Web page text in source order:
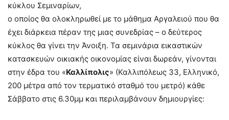
κύκλου Σεμιναρίων,
ο οποίος θα ολοκληρωθεί με το μάθημα Αργαλειού που θα
έχει διάρκεια πέραν της μιας συνεδρίας – ο δεύτερος
κύκλος θα γίνει την Άνοιξη. Τα σεμινάρια εικαστικών
κατασκευών οικιακής οικονομίας είναι δωρεάν, γίνονται
στην έδρα του «Καλλίπολις» (Καλλιπόλεως 33, Ελληνικό,
200 μέτρα από τον τερματικό σταθμό του μετρό) κάθε
Σάββατο στις 6.30μμ και περιλαμβάνουν δημιουργίες: